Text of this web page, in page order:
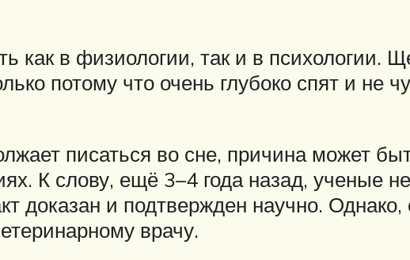
как в физиологии, так и в психологии.
потому что очень глубоко спят и не
писаться во сне, причина может
К слову, ещё 3–4 года назад, ученые
доказан и подтвержден научно.
врачу.